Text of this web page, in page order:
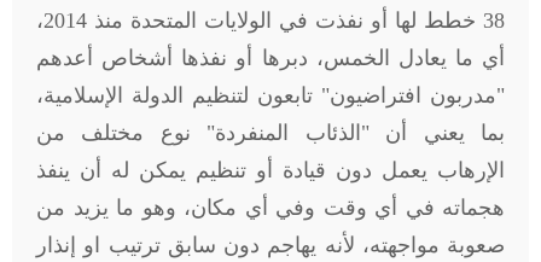
38 خطط لها أو نفذت في الولايات المتحدة منذ 2014،
أي ما يعادل الخمس، دبرها أو نفذها أشخاص أعدهم
"مدربون افتراضيون" تابعون لتنظيم الدولة الإسلامية،
بما يعني أن "الذئاب المنفردة" نوع مختلف من
الإرهاب يعمل دون قيادة أو تنظيم يمكن له أن ينفذ
هجماته في أي وقت وفي أي مكان، وهو ما يزيد من
صعوبة مواجهته، لأنه يهاجم دون سابق ترتيب او إنذار